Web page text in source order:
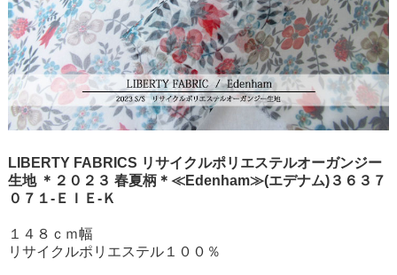
LIBERTY FABRICS リサイクルポリエステルオーガンジー
生地 ＊２０２３ 春夏柄＊≪Edenham≫(エデナム)３６３７
０７１-ＥＩＥ-Ｋ
１４８ｃｍ幅
リサイクルポリエステル１００％